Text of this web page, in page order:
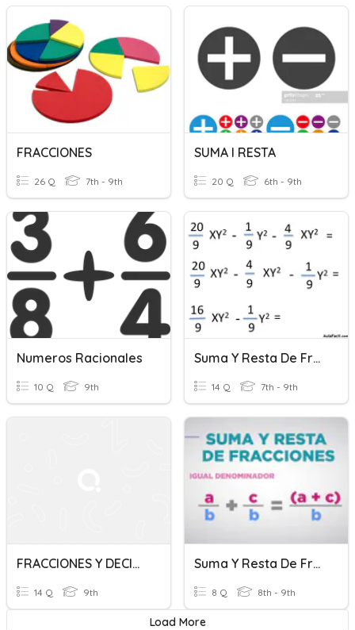
FRACCIONES
26 Q 7th - 9th
SUMA I RESTA
20 Q 6th - 9th
Numeros Racionales
10 Q 9th
Suma Y Resta De Fracciones Algebraicas
14 Q 7th - 9th
FRACCIONES Y DECIMALES 3º ESO
14 Q 9th
Suma Y Resta De Fracciones
8 Q 8th - 9th
Load More